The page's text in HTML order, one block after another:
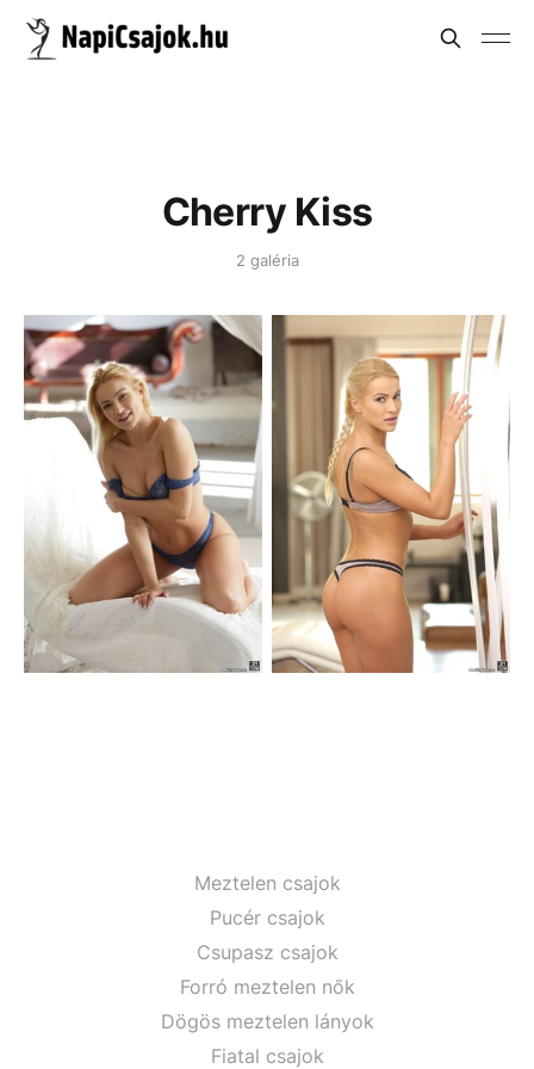
Cherry Kiss
2 galéria
Meztelen csajok
Pucér csajok
Csupasz csajok
Forró meztelen nők
Dögös meztelen lányok
Fiatal csajok